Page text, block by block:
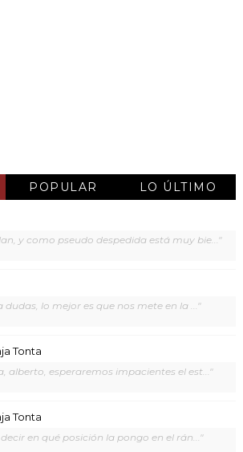
POPULAR LO ÚLTIMO
y como pseudo despedida está muy bie..."
dudas, lo mejor es que nos mete en la ..."
Tonta
alberto, esperaremos impacientes el est..."
Tonta
en qué posición la pongo en el rán..."